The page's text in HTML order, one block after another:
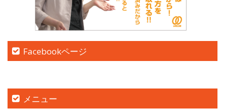
Facebookページ
メニュー